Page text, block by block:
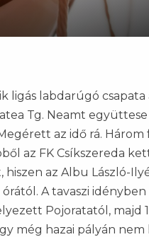
ligás labdarúgó csapata
Tg. Neamt együttese
az idő rá.
az FK Csíkszereda
az Albu László-
A tavaszi
Pojoratatól, majd
még hazai pályán